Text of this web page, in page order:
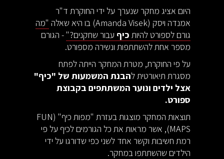
היום אציג מחקר שנערך על ידי החוקרת ד"ר
אמנדה ויסק (Amanda Visek) בו היא שאלה
"מה
גורם לספורט להיות כיף עבור שחקנים?" - הגורם
מספר אחת להשתתפות ונשירה מספורט.
על פי החוקרת, מטרת המחקר הייתה לפתח
מסגרת תיאורטית להבנת המשמעות של "כיף"
אצל ילדים ונוער המשתתפים בקבוצת
ספורט.
תוצאות המחקר מוצגות בעזרת "מפות כיף" (FUN
MAPS), אשר מראות את כל הגורמים לכיף על פי
רמת חשיבות וקשר אחד לשני כפי שדורגו על ידי
הילדים שהשתתפו במחקר.